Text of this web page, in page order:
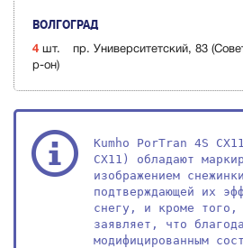
ВОЛГОГРАД
4 шт.
пр. Университетский, 83
р-он)
Kumho PorTran 4S
CX11) обладают
изображением
подтверждающей их
снегу, и кроме того,
заявляет, что
модифицированным